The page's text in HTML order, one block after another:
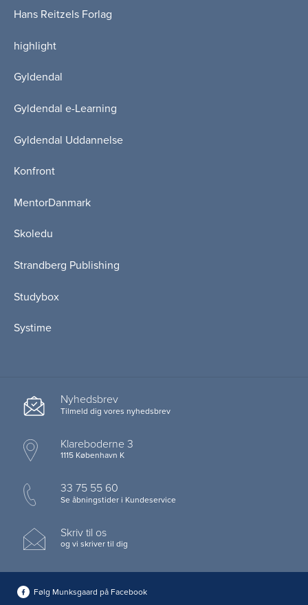
Hans Reitzels Forlag
highlight
Gyldendal
Gyldendal e-Learning
Gyldendal Uddannelse
Konfront
MentorDanmark
Skoledu
Strandberg Publishing
Studybox
Systime
Nyhedsbrev
Tilmeld dig vores nyhedsbrev
Klareboderne 3
1115 København K
33 75 55 60
Se åbningstider i Kundeservice
Skriv til os
og vi skriver til dig
Følg Munksgaard på Facebook